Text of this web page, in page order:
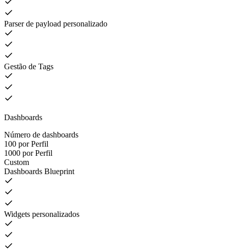
Parser de payload personalizado
Gestão de Tags
Dashboards
Número de dashboards
100 por Perfil
1000 por Perfil
Custom
Dashboards Blueprint
Widgets personalizados